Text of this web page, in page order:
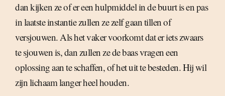
dan kijken ze of er een hulpmiddel in de buurt is en pas
in laatste instantie zullen ze zelf gaan tillen of
versjouwen. Als het vaker voorkomt dat er iets zwaars
te sjouwen is, dan zullen ze de baas vragen een
oplossing aan te schaffen, of het uit te besteden. Hij wil
zijn lichaam langer heel houden.